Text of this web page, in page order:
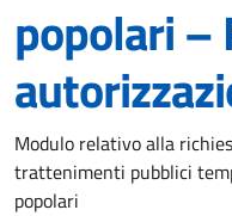
popolari –
Dettagli del
Modulo relativo alla
trattenimenti pubblici
popolari